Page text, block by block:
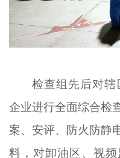
检查组先后对
企业进行全面综合检
案、安评、防火防静
料，对卸油区、视